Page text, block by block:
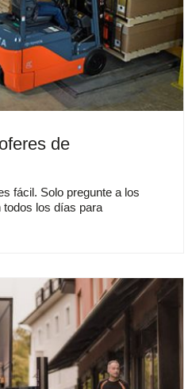
de
fácil. Solo pregunte a los
todos los días para